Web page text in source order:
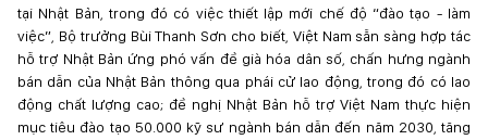
tại Nhật Bản, trong đó có việc thiết lập mới chế độ “đào tạo - làm
việc”, Bộ trưởng Bùi Thanh Sơn cho biết, Việt Nam sẵn sàng hợp tác
hỗ trợ Nhật Bản ứng phó vấn đề già hóa dân số, chấn hưng ngành
bán dẫn của Nhật Bản thông qua phái cử lao động, trong đó có lao
động chất lượng cao; đề nghị Nhật Bản hỗ trợ Việt Nam thực hiện
mục tiêu đào tạo 50.000 kỹ sư ngành bán dẫn đến năm 2030, tăng